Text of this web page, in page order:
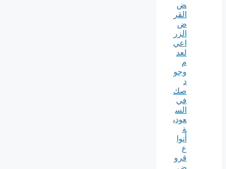
ض
القر
ض
الزر
اعي
لعد
م
وجو
د
صك
في
الس
عودي
ة
أنوا
ع
قرو
ض